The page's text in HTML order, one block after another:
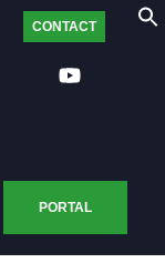
CONTACT
PORTAL